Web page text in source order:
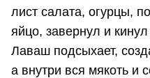
лист салата, огурцы,
яйцо, завернул и
Лаваш подсыхает,
а внутри вся мякоть и